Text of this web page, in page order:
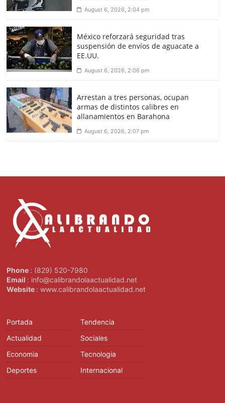
August 6, 2026, 2:04 pm
México reforzará seguridad tras
suspensión de envíos de aguacate a
EE.UU.
August 6, 2026, 2:06 pm
Arrestan a tres personas, ocupan
armas de distintos calibres en
allanamientos en Barahona
August 6, 2026, 2:07 pm
Phone : (829) 520-7980
Email : info@calibrandolaactualidad.net
Website : www.calibrandolaactualidad.net
Portada
Actualidad
Economia
Deportes
Tendencia
Sociales
Tecnologia
Internacional